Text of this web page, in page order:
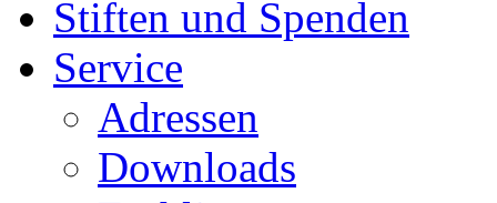
Stiften und Spenden
Service
Adressen
Downloads